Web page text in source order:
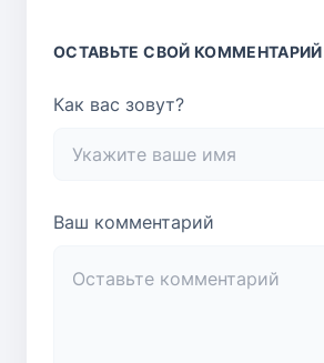
ОСТАВЬТЕ СВОЙ КОММЕНТАРИЙ
Как вас зовут?
Ваш комментарий